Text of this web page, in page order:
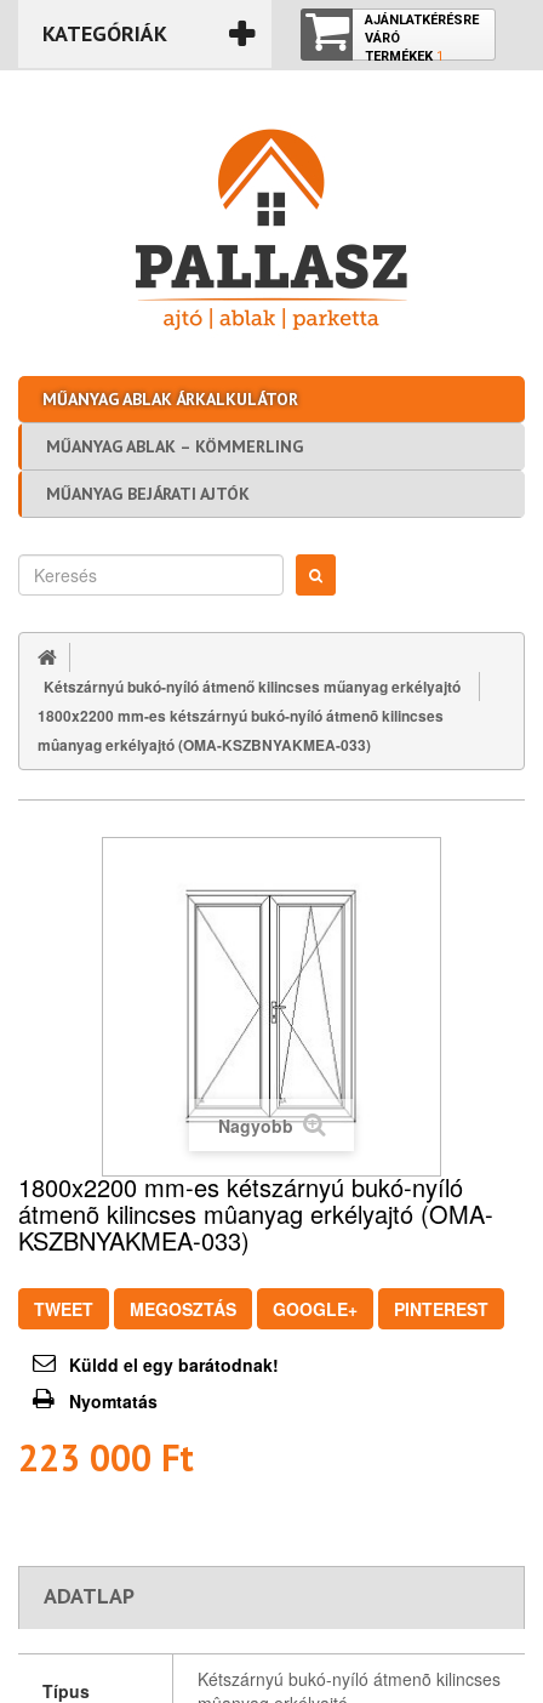
KATEGÓRIÁK
AJÁNLATKÉRÉSRE
VÁRÓ
TERMÉKEK 1
TERMÉK
MŰANYAG ABLAK ÁRKALKULÁTOR
MŰANYAG ABLAK – KÖMMERLING
MŰANYAG BEJÁRATI AJTÓK
Kétszárnyú bukó-nyíló átmenő kilincses műanyag erkélyajtó
1800x2200 mm-es kétszárnyú bukó-nyíló átmenõ kilincses
mûanyag erkélyajtó (OMA-KSZBNYAKMEA-033)
Nagyobb
1800x2200 mm-es kétszárnyú bukó-nyíló
átmenõ kilincses mûanyag erkélyajtó (OMA-
KSZBNYAKMEA-033)
TWEET MEGOSZTÁS GOOGLE+ PINTEREST
Küldd el egy barátodnak!
Nyomtatás
223 000 Ft‎
ADATLAP
Típus
Kétszárnyú bukó-nyíló átmenõ kilincses